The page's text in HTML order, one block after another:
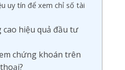
uy tín để xem chỉ số tài
cao hiệu quả đầu tư
chứng khoán trên